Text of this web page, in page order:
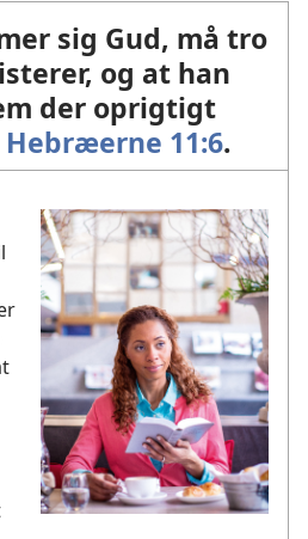
sig Gud, må tro
og at han
der oprigtigt
Hebræerne 11:6.